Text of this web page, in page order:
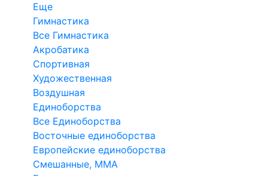
Еще
Гимнастика
Все Гимнастика
Акробатика
Спортивная
Художественная
Воздушная
Единоборства
Все Единоборства
Восточные единоборства
Европейские единоборства
Смешанные, ММА